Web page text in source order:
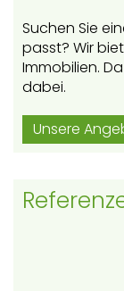
Suchen Sie
passt? Wir
Immobilien.
dabei.
Unsere